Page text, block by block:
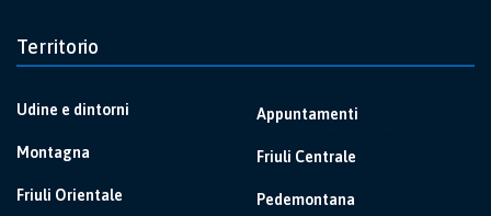
Territorio
Udine e dintorni
Montagna
Friuli Orientale
Appuntamenti
Friuli Centrale
Pedemontana